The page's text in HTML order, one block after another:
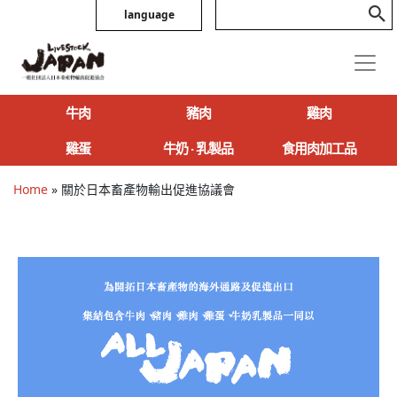
language
牛肉 豬肉
雞肉
雞蛋
牛奶 ‧ 乳製品 食用肉加工品
Home » 關於日本畜產物輸出促進協議會